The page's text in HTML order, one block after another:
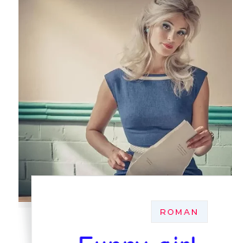
ROMAN